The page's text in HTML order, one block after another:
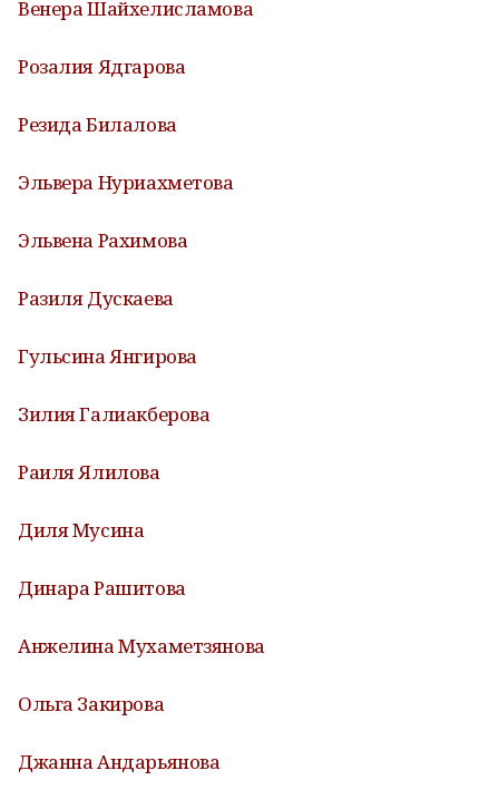
Венера Шайхелисламова
Розалия Ядгарова
Резида Билалова
Эльвера Нуриахметова
Эльвена Рахимова
Разиля Дускаева
Гульсина Янгирова
Зилия Галиакберова
Раиля Ялилова
Диля Мусина
Динара Рашитова
Анжелина Мухаметзянова
Ольга Закирова
Джанна Андарьянова